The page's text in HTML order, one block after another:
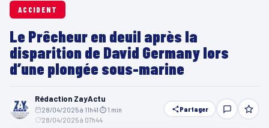
ACCIDENT
Le Prêcheur en deuil après la
disparition de David Germany lors
d’une plongée sous-marine
Rédaction ZayActu
28/04/2025 à 11h41 ⏱ 1 min
28/04/2025 à 07h44
Partager